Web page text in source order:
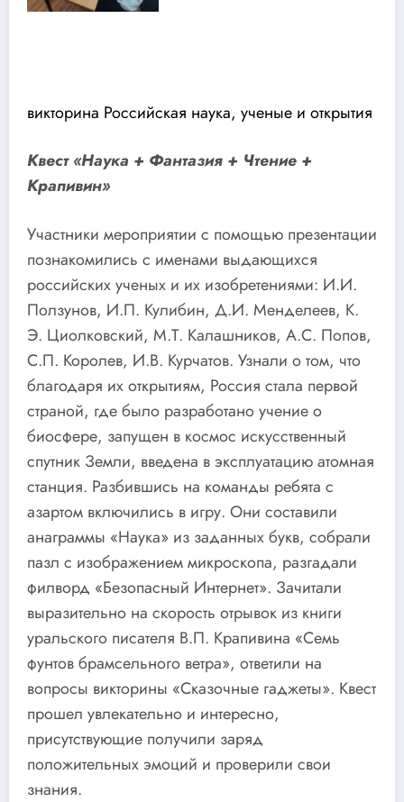
викторина Российская наука, ученые и открытия
Квест «Наука + Фантазия + Чтение +
Крапивин»
Участники мероприятии с помощью презентации
познакомились с именами выдающихся
российских ученых и их изобретениями: И.И.
Ползунов, И.П. Кулибин, Д.И. Менделеев, К.
Э. Циолковский, М.Т. Калашников, А.С. Попов,
С.П. Королев, И.В. Курчатов. Узнали о том, что
благодаря их открытиям, Россия стала первой
страной, где было разработано учение о
биосфере, запущен в космос искусственный
спутник Земли, введена в эксплуатацию атомная
станция. Разбившись на команды ребята с
азартом включились в игру. Они составили
анаграммы «Наука» из заданных букв, собрали
пазл с изображением микроскопа, разгадали
филворд «Безопасный Интернет». Зачитали
выразительно на скорость отрывок из книги
уральского писателя В.П. Крапивина «Семь
фунтов брамсельного ветра», ответили на
вопросы викторины «Сказочные гаджеты». Квест
прошел увлекательно и интересно,
присутствующие получили заряд
положительных эмоций и проверили свои
знания.